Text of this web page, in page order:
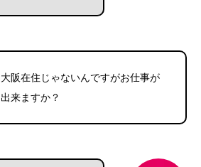
大阪在住じゃないんですがお仕事が
出来ますか？